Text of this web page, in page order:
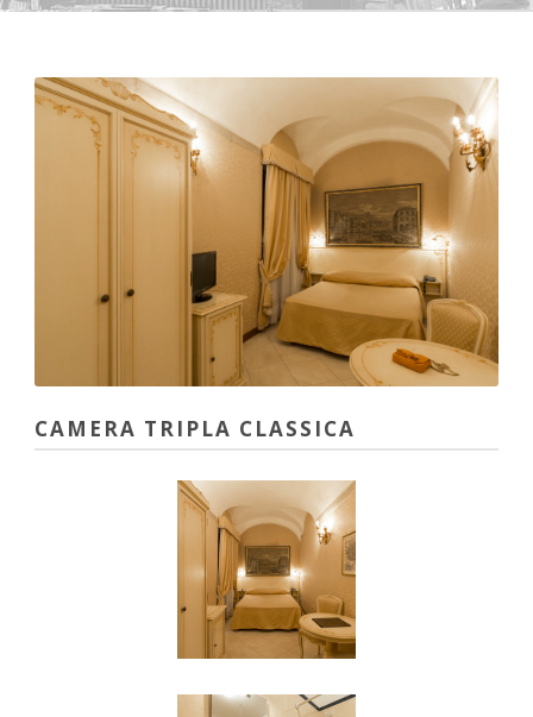
CAMERA TRIPLA CLASSICA